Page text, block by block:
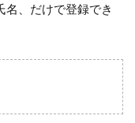
名、だけで登録でき